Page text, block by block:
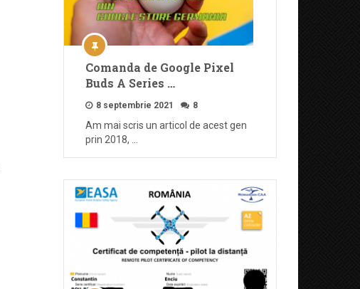
Comanda de Google Pixel
Buds A Series …
8 septembrie 2021 8
Am mai scris un articol de acest gen
prin 2018, …